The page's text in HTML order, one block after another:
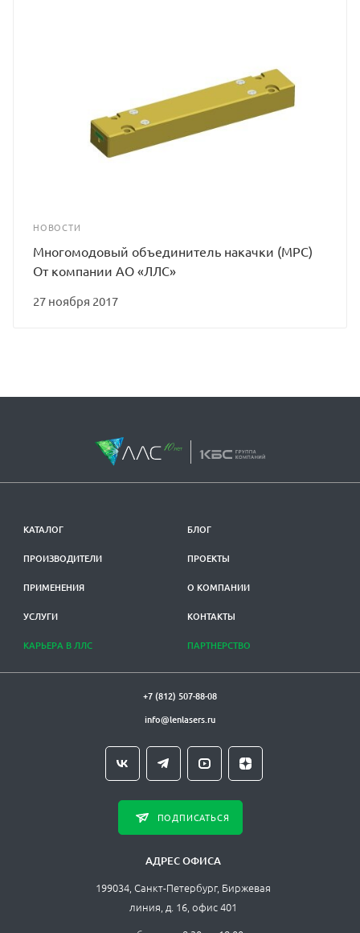
НОВОСТИ
27 ноября 2017
Многомодовый объединитель накачки (MPC)
От компании АО «ЛЛС»
КАТАЛОГ
ПРОИЗВОДИТЕЛИ
ПРИМЕНЕНИЯ
УСЛУГИ
КАРЬЕРА В ЛЛС
БЛОГ
ПРОЕКТЫ
О КОМПАНИИ
КОНТАКТЫ
ПАРТНЕРСТВО
+7 (812) 507-88-08
info@lenlasers.ru
ПОДПИСАТЬСЯ
АДРЕС ОФИСА
199034, Санкт-Петербург, Биржевая
линия, д. 16, офис 401